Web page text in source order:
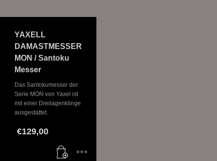
YAXELL
DAMASTMESSER
MON / Santoku
Messer
Das Santokumesser der
Serie MON von Yaxel ist
mit einer Dreilagenklinge
ausgestattet.
€129,00